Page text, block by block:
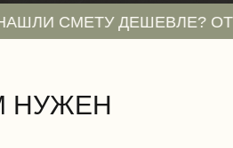
ДЕШЕВЛЕ? ОТПРАВЬТЕ
НУЖЕН